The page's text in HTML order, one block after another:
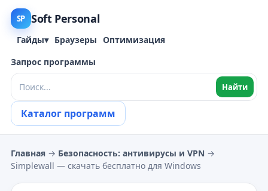
SP Soft Personal
Гайды▾ Браузеры Оптимизация
Запрос программы
Найти
Каталог программ
Главная → Безопасность: антивирусы и VPN →
Simplewall — скачать бесплатно для Windows